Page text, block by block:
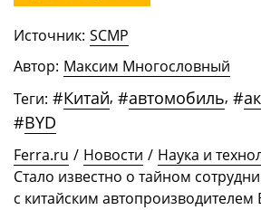
Источник: SCMP
Автор: Максим Многословный
Теги: #Китай, #автомобиль, #
#BYD
Ferra.ru / Новости / Наука и
Стало известно о тайном
с китайским автопроизводителем